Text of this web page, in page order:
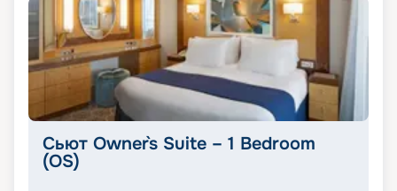
Сьют Owner`s Suite – 1 Bedroom
(OS)